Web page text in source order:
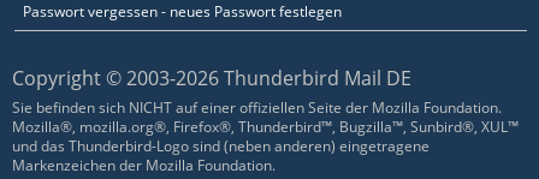
Passwort vergessen - neues Passwort festlegen
Copyright © 2003-2026 Thunderbird Mail DE
Sie befinden sich NICHT auf einer offiziellen Seite der Mozilla Foundation.
Mozilla®, mozilla.org®, Firefox®, Thunderbird™, Bugzilla™, Sunbird®, XUL™
und das Thunderbird-Logo sind (neben anderen) eingetragene
Markenzeichen der Mozilla Foundation.